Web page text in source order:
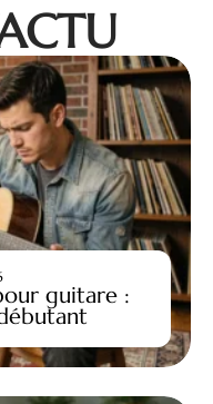
guitare :